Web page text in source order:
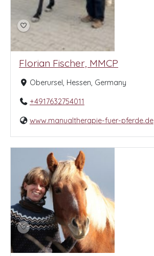
Florian Fischer, MMCP
Oberursel, Hessen, Germany
+4917632754011
www.manualtherapie-fuer-pferde.de